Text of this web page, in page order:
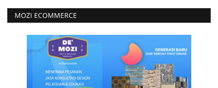
MOZI ECOMMERCE